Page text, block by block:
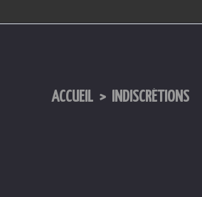
ACCUEIL > INDISCRÉTIONS